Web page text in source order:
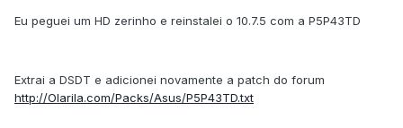
Eu peguei um HD zerinho e reinstalei o 10.7.5 com a P5P43TD
Extrai a DSDT e adicionei novamente a patch do forum
http://Olarila.com/Packs/Asus/P5P43TD.txt